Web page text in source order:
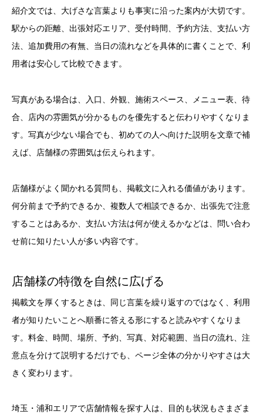
紹介文では、大げさな言葉よりも事実に沿った案内が大切です。
駅からの距離、出張対応エリア、受付時間、予約方法、支払い方
法、追加費用の有無、当日の流れなどを具体的に書くことで、利
用者は安心して比較できます。
写真がある場合は、入口、外観、施術スペース、メニュー表、待
合、店内の雰囲気が分かるものを優先すると伝わりやすくなりま
す。写真が少ない場合でも、初めての人へ向けた説明を文章で補
えば、店舗様の雰囲気は伝えられます。
店舗様がよく聞かれる質問も、掲載文に入れる価値があります。
何分前まで予約できるか、複数人で相談できるか、出張先で注意
することはあるか、支払い方法は何が使えるかなどは、問い合わ
せ前に知りたい人が多い内容です。
店舗様の特徴を自然に広げる
掲載文を厚くするときは、同じ言葉を繰り返すのではなく、利用
者が知りたいことへ順番に答える形にすると読みやすくなりま
す。料金、時間、場所、予約、写真、対応範囲、当日の流れ、注
意点を分けて説明するだけでも、ページ全体の分かりやすさは大
きく変わります。
埼玉・浦和エリアで店舗情報を探す人は、目的も状況もさまざま